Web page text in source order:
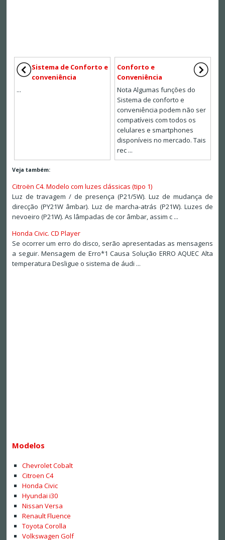
Sistema de Conforto e
conveniência
...
Conforto e
Conveniência
Nota Algumas funções do
Sistema de conforto e
conveniência podem não ser
compatíveis com todos os
celulares e smartphones
disponíveis no mercado. Tais
rec ...
Veja também:
Citroën C4. Modelo com luzes clássicas (tipo 1)
Luz de travagem / de presença (P21/5W). Luz de mudança de
direcção (PY21W âmbar). Luz de marcha-atrás (P21W). Luzes de
nevoeiro (P21W). As lâmpadas de cor âmbar, assim c ...
Honda Civic. CD Player
Se ocorrer um erro do disco, serão apresentadas as mensagens
a seguir. Mensagem de Erro*1 Causa Solução ERRO AQUEC Alta
temperatura Desligue o sistema de áudi ...
Modelos
Chevrolet Cobalt
Citroen C4
Honda Civic
Hyundai i30
Nissan Versa
Renault Fluence
Toyota Corolla
Volkswagen Golf